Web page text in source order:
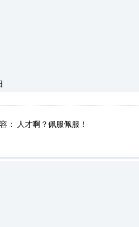
： 人才啊？佩服佩服！